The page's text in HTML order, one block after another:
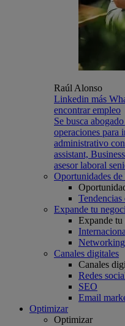
Raúl Alonso
Linkedin más
encontrar empleo
Se busca
operaciones para
administrativo
assistant,
asesor laboral
Oportunidades
Tendencias
Expande tu
Expande tu
Networking
Canales digitales
Canales
Redes
SEO
Email
Optimizar
Optimizar